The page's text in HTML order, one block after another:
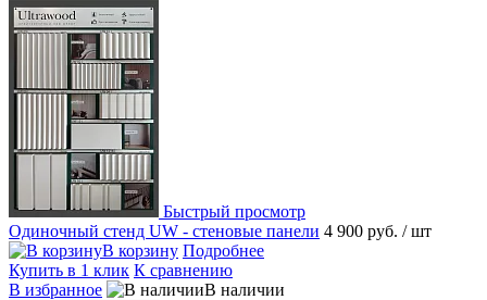
Быстрый просмотр
Одиночный стенд UW - стеновые панели 4 900 руб. / шт
В корзину Подробнее
Купить в 1 клик К сравнению
В избранное
В наличии